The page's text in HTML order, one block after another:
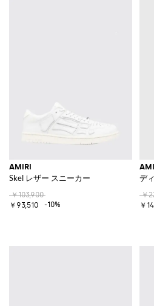
AMIRI
Skel レザー スニーカー
￥103,900
￥93,510
-10%
デ
￥
￥